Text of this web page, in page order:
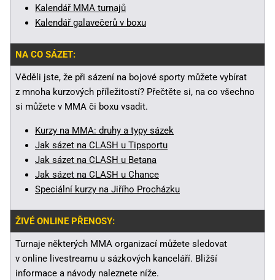
Kalendář MMA turnajů
Kalendář galavečerů v boxu
NA CO SÁZET:
Věděli jste, že při sázení na bojové sporty můžete vybírat
z mnoha kurzových příležitostí? Přečtěte si, na co všechno
si můžete v MMA či boxu vsadit.
Kurzy na MMA: druhy a typy sázek
Jak sázet na CLASH u Tipsportu
Jak sázet na CLASH u Betana
Jak sázet na CLASH u Chance
Speciální kurzy na Jiřího Procházku
ŽIVÉ ONLINE PŘENOSY:
Turnaje některých MMA organizací můžete sledovat
v online livestreamu u sázkových kanceláří. Bližší
informace a návody naleznete níže.